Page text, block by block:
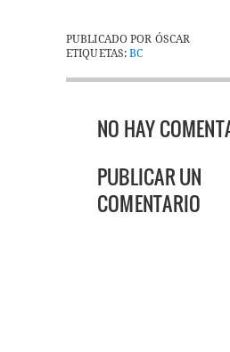
PUBLICADO POR ÓSCAR
ETIQUETAS:BC
NO HAY
PUBLICAR UN
COMENTARIO